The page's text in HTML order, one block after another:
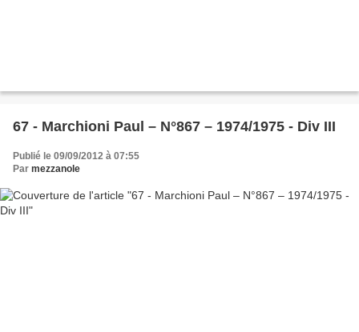
67 - Marchioni Paul – N°867 – 1974/1975 - Div III
Publié le 09/09/2012 à 07:55
Par mezzanole